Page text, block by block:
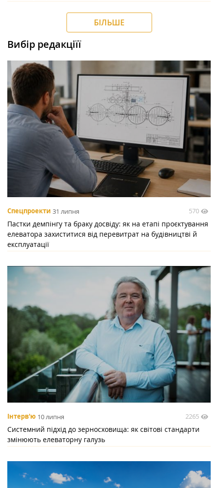
БІЛЬШЕ
Вибір редакціїї
Спецпроекти 31 липня 570
Пастки демпінгу та браку досвіду: як на етапі проєктування
елеватора захиститися від перевитрат на будівництві й
експлуатації
Інтерв'ю 10 липня 2265
Системний підхід до зерносховища: як світові стандарти
змінюють елеваторну галузь